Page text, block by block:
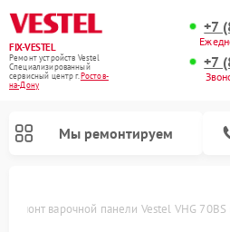
FIX-VESTEL
Ремонт устройств Vestel
Специализированный
cервисный центр г.Ростов-
на-Дону
+7
+7
Мы ремонтируем
Ремонт варочной панели Vestel VHG